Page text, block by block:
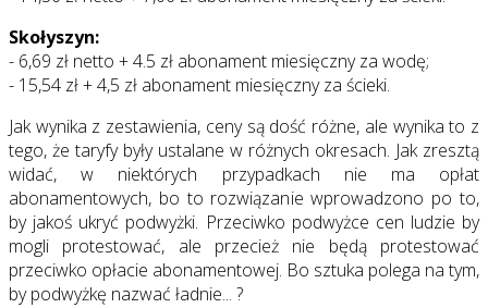
Skołyszyn:
- 6,69 zł netto + 4.5 zł abonament miesięczny za wodę;
- 15,54 zł + 4,5 zł abonament miesięczny za ścieki.
Jak wynika z zestawienia, ceny są dość różne, ale wynika to z
tego, że taryfy były ustalane w różnych okresach. Jak zresztą
widać, w niektórych przypadkach nie ma opłat
abonamentowych, bo to rozwiązanie wprowadzono po to,
by jakoś ukryć podwyżki. Przeciwko podwyżce cen ludzie by
mogli protestować, ale przecież nie będą protestować
przeciwko opłacie abonamentowej. Bo sztuka polega na tym,
by podwyżkę nazwać ładnie... ?